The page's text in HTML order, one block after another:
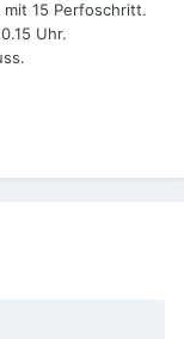
mit 15 Perfoschritt.
Uhr.